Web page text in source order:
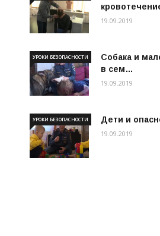
19.09.2019
Собака и
в сем…
УРОКИ БЕЗОПАСНОСТИ
19.09.2019
Дети и
УРОКИ БЕЗОПАСНОСТИ
19.09.2019